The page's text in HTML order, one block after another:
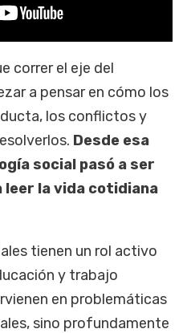
correr el eje del
a pensar en cómo los
los conflictos y
Desde esa
social pasó a ser
la vida cotidiana
tienen un rol activo
y trabajo
en problemáticas
sino profundamente